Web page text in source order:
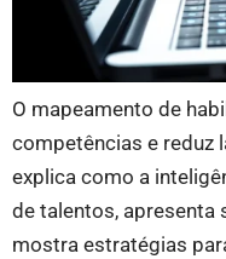
O mapeamento de
competências e reduz
explica como a
de talentos, apresenta
mostra estratégias